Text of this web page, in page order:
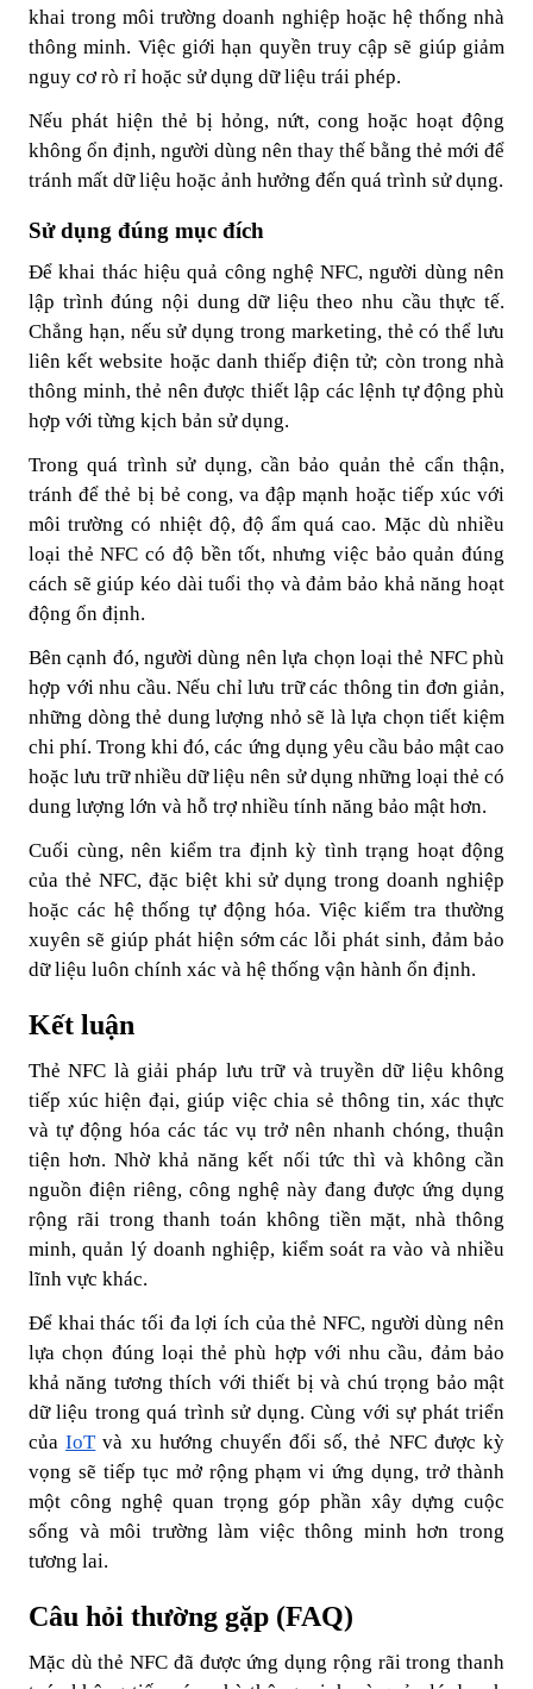
khai trong môi trường doanh nghiệp hoặc hệ thống nhà
thông minh. Việc giới hạn quyền truy cập sẽ giúp giảm
nguy cơ rò rỉ hoặc sử dụng dữ liệu trái phép.
Nếu phát hiện thẻ bị hỏng, nứt, cong hoặc hoạt động
không ổn định, người dùng nên thay thế bằng thẻ mới để
tránh mất dữ liệu hoặc ảnh hưởng đến quá trình sử dụng.
Sử dụng đúng mục đích
Để khai thác hiệu quả công nghệ NFC, người dùng nên
lập trình đúng nội dung dữ liệu theo nhu cầu thực tế.
Chẳng hạn, nếu sử dụng trong marketing, thẻ có thể lưu
liên kết website hoặc danh thiếp điện tử; còn trong nhà
thông minh, thẻ nên được thiết lập các lệnh tự động phù
hợp với từng kịch bản sử dụng.
Trong quá trình sử dụng, cần bảo quản thẻ cẩn thận,
tránh để thẻ bị bẻ cong, va đập mạnh hoặc tiếp xúc với
môi trường có nhiệt độ, độ ẩm quá cao. Mặc dù nhiều
loại thẻ NFC có độ bền tốt, nhưng việc bảo quản đúng
cách sẽ giúp kéo dài tuổi thọ và đảm bảo khả năng hoạt
động ổn định.
Bên cạnh đó, người dùng nên lựa chọn loại thẻ NFC phù
hợp với nhu cầu. Nếu chỉ lưu trữ các thông tin đơn giản,
những dòng thẻ dung lượng nhỏ sẽ là lựa chọn tiết kiệm
chi phí. Trong khi đó, các ứng dụng yêu cầu bảo mật cao
hoặc lưu trữ nhiều dữ liệu nên sử dụng những loại thẻ có
dung lượng lớn và hỗ trợ nhiều tính năng bảo mật hơn.
Cuối cùng, nên kiểm tra định kỳ tình trạng hoạt động
của thẻ NFC, đặc biệt khi sử dụng trong doanh nghiệp
hoặc các hệ thống tự động hóa. Việc kiểm tra thường
xuyên sẽ giúp phát hiện sớm các lỗi phát sinh, đảm bảo
dữ liệu luôn chính xác và hệ thống vận hành ổn định.
Kết luận
Thẻ NFC là giải pháp lưu trữ và truyền dữ liệu không
tiếp xúc hiện đại, giúp việc chia sẻ thông tin, xác thực
và tự động hóa các tác vụ trở nên nhanh chóng, thuận
tiện hơn. Nhờ khả năng kết nối tức thì và không cần
nguồn điện riêng, công nghệ này đang được ứng dụng
rộng rãi trong thanh toán không tiền mặt, nhà thông
minh, quản lý doanh nghiệp, kiểm soát ra vào và nhiều
lĩnh vực khác.
Để khai thác tối đa lợi ích của thẻ NFC, người dùng nên
lựa chọn đúng loại thẻ phù hợp với nhu cầu, đảm bảo
khả năng tương thích với thiết bị và chú trọng bảo mật
dữ liệu trong quá trình sử dụng. Cùng với sự phát triển
củaIoTvà xu hướng chuyển đổi số, thẻ NFC được kỳ
vọng sẽ tiếp tục mở rộng phạm vi ứng dụng, trở thành
một công nghệ quan trọng góp phần xây dựng cuộc
sống và môi trường làm việc thông minh hơn trong
tương lai.
Câu hỏi thường gặp (FAQ)
Mặc dù thẻ NFC đã được ứng dụng rộng rãi trong thanh